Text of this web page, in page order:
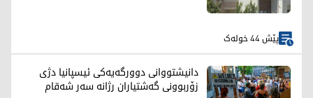
پێش 44 خولەک
دانیشتووانی دوورگەیەکی ئیسپانیا دژی
زۆربوونی گەشتیاران رژانە سەر شەقام